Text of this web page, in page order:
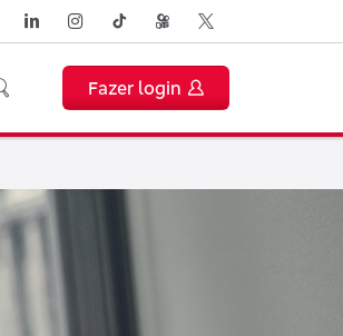
Fazer login